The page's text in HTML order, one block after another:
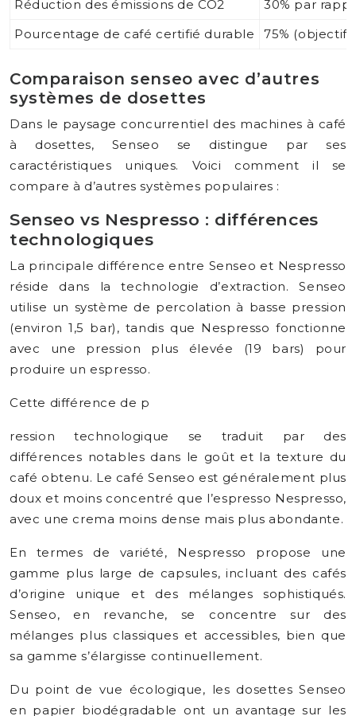
Réduction des émissions de CO2
30% par
Pourcentage de café certifié durable
75% (objectif
Comparaison senseo avec d’autres
systèmes de dosettes
Dans le paysage concurrentiel des machines à café
à dosettes, Senseo se distingue par ses
caractéristiques uniques. Voici comment il se
compare à d’autres systèmes populaires :
Senseo vs Nespresso : différences
technologiques
La principale différence entre Senseo et Nespresso
réside dans la technologie d’extraction. Senseo
utilise un système de percolation à basse pression
(environ 1,5 bar), tandis que Nespresso fonctionne
avec une pression plus élevée (19 bars) pour
produire un espresso.
Cette différence de p
ression technologique se traduit par des
différences notables dans le goût et la texture du
café obtenu. Le café Senseo est généralement plus
doux et moins concentré que l’espresso Nespresso,
avec une crema moins dense mais plus abondante.
En termes de variété, Nespresso propose une
gamme plus large de capsules, incluant des cafés
d’origine unique et des mélanges sophistiqués.
Senseo, en revanche, se concentre sur des
mélanges plus classiques et accessibles, bien que
sa gamme s’élargisse continuellement.
Du point de vue écologique, les dosettes Senseo
en papier biodégradable ont un avantage sur les